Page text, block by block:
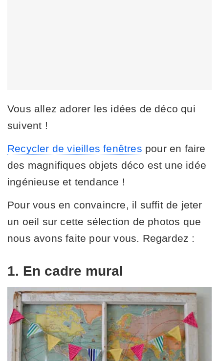
Vous allez adorer les idées de déco qui
suivent !
Recycler de vieilles fenêtres pour en faire
des magnifiques objets déco est une idée
ingénieuse et tendance !
Pour vous en convaincre, il suffit de jeter
un oeil sur cette sélection de photos que
nous avons faite pour vous. Regardez :
1. En cadre mural